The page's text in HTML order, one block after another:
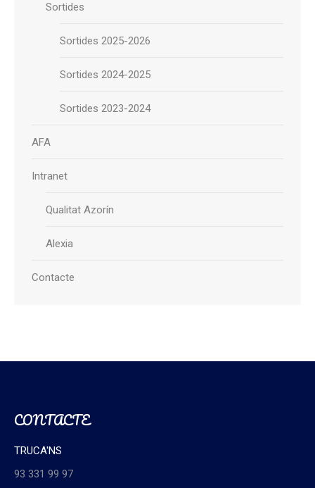
Sortides
Sortides 2025-2026
Sortides 2024-2025
Sortides 2023-2024
AFA
Intranet
Qualitat Azorín
Alexia
Contacte
CONTACTE
TRUCA'NS
93 331 99 97